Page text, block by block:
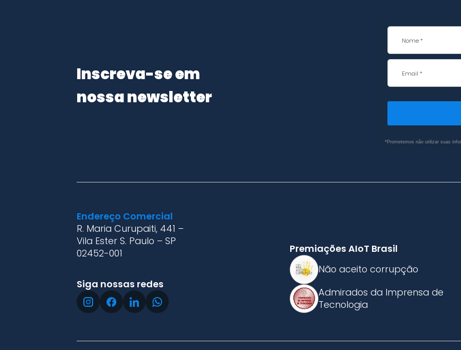
Inscreva-se em
nossa newsletter
*Prometemos não utilizar suas
Endereço Comercial
R. Maria Curupaiti, 441 –
Vila Ester S. Paulo – SP
02452-001
Siga nossas redes
Premiações AIoT Brasil
Não aceito corrupção
Admirados da Imprensa de
Tecnologia